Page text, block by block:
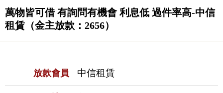
萬物皆可借 有詢問有機會 利息低 過件率高-中信
租賃（金主放款：2656）
放款會員 中信租賃